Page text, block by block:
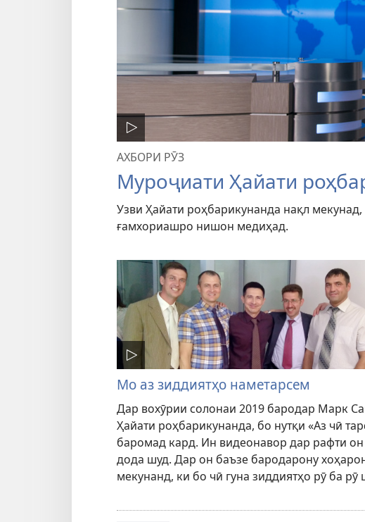
АХБОРИ РӮЗ
Муроҷиати Ҳайати
Узви Ҳайати роҳбарикунанда нақл
ғамхориашро нишон медиҳад.
Мо аз зиддиятҳо наметарсем
Дар вохӯрии солонаи 2019 бародар Марк
Ҳайати роҳбарикунанда, бо нутқи «Аз чӣ
баромад кард. Ин видеонавор дар рафти
дода шуд. Дар он баъзе бародарону
мекунанд, ки бо чӣ гуна зиддиятҳо рӯ ба рӯ